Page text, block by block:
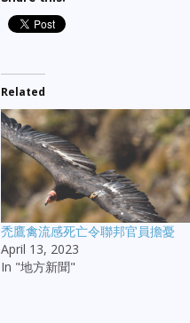
Related
禿鷹禽流感死亡令聯邦官員擔憂
April 13, 2023
In "地方新聞"